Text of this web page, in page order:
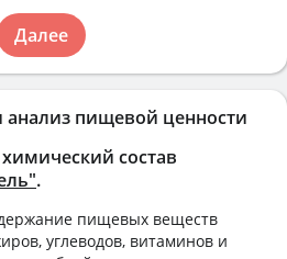
анализ пищевой ценности
состав
.
пищевых веществ
углеводов, витаминов и
Далее